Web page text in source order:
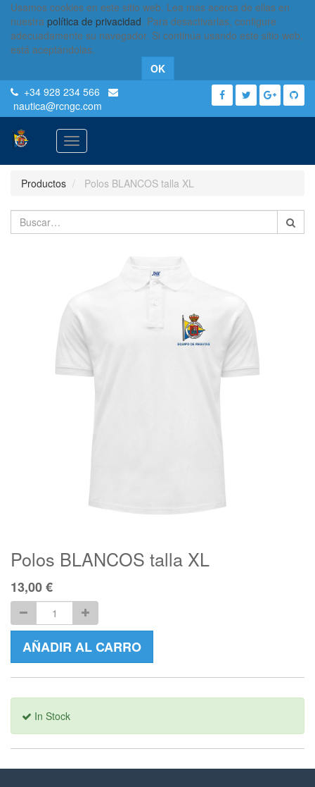
Usamos cookies en este sitio web. Lea más acerca de ellas en
nuestra política de privacidad. Para desactivarlas, configure
adecuadamente su navegador. Si continúa usando este sitio web,
está aceptándolas.
OK
+34 928 234 566
nautica@rcngc.com
Activar
navegación
Productos
Polos BLANCOS talla XL
Polos BLANCOS talla XL
13,00€
AÑADIR AL CARRO
In Stock